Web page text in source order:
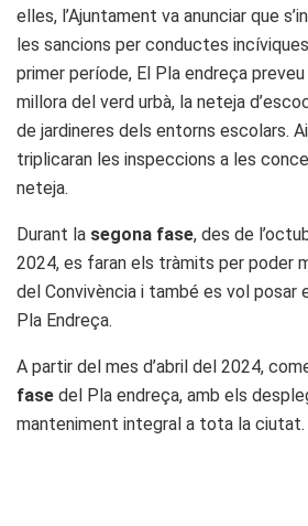
elles, l’Ajuntament va anunciar que
les sancions per conductes
primer període, El Pla endreça
millora del verd urbà, la neteja
de jardineres dels entorns escolars.
triplicaran les inspeccions a les
neteja.
Durant la segona fase, des de
2024, es faran els tràmits per poder
del Convivència i també es vol posar
Pla Endreça.
A partir del mes d’abril del 2024,
fase del Pla endreça, amb els
manteniment integral a tota la ciutat.